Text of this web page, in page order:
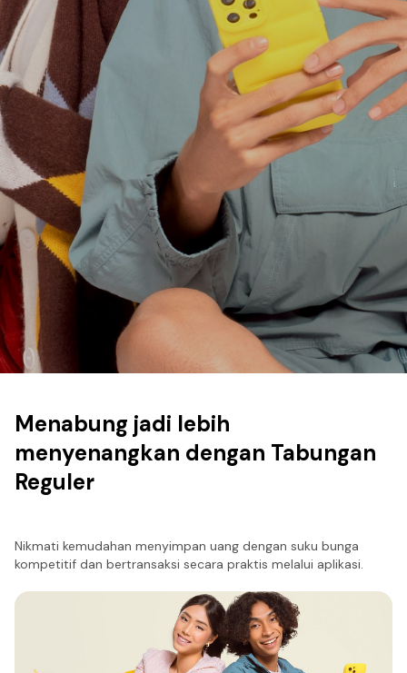
Menabung jadi lebih
menyenangkan dengan Tabungan
Reguler
Nikmati kemudahan menyimpan uang dengan suku bunga
kompetitif dan bertransaksi secara praktis melalui aplikasi. ​